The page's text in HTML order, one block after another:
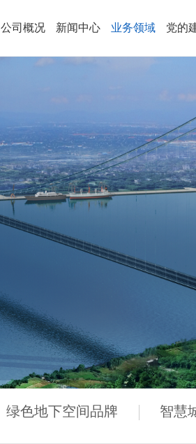
公司概况
· 荣
新闻中心
· 媒
业务领域
· 绿色地下空间品牌
· 合规经营海外业
党的
· 共
· 公示
· 教
· 四
绿色地下空间品牌 智慧